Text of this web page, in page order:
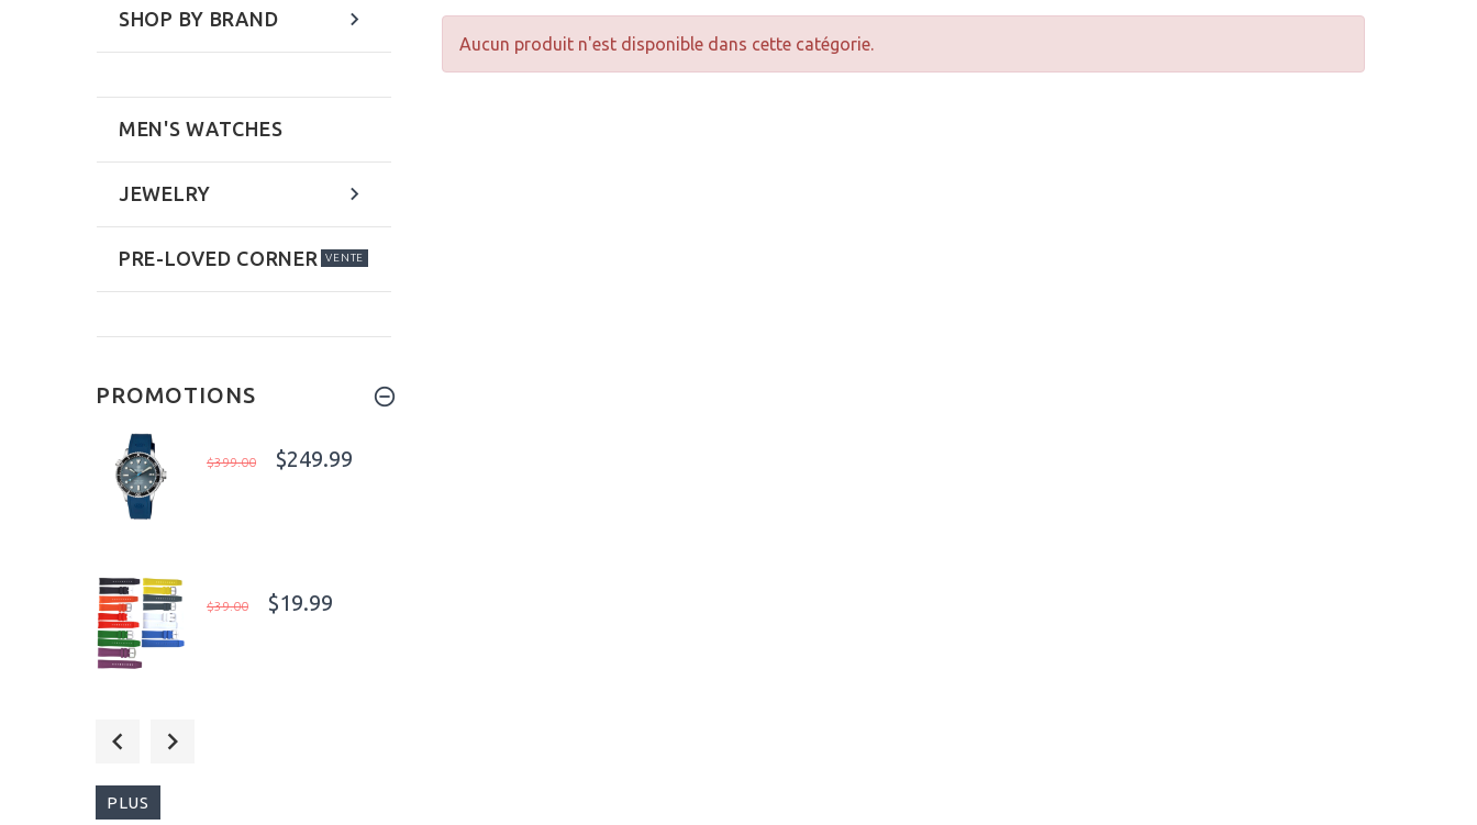
Aucun produit n'est disponible dans cette catégorie.
SHOP BY BRAND
MEN'S WATCHES
JEWELRY
PRE-LOVED CORNER VENTE
PROMOTIONS
$399.00 $249.99
$39.00 $19.99
PLUS